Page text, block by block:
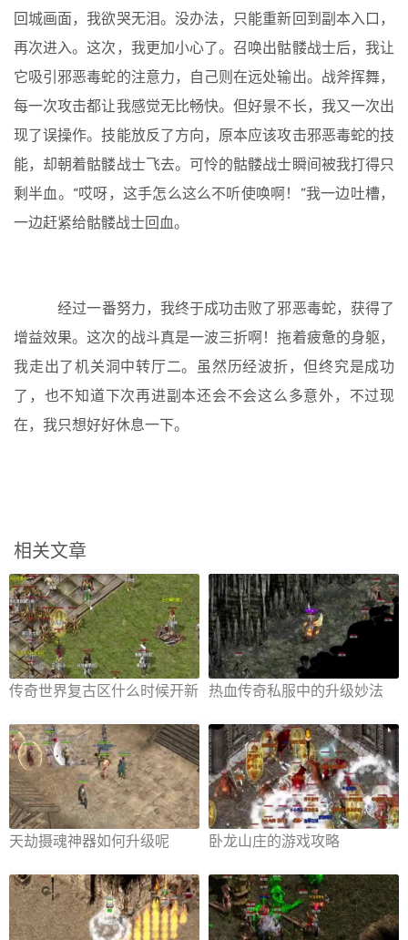
回城画面，我欲哭无泪。没办法，只能重新回到副本入口，
再次进入。这次，我更加小心了。召唤出骷髅战士后，我让
它吸引邪恶毒蛇的注意力，自己则在远处输出。战斧挥舞，
每一次攻击都让我感觉无比畅快。但好景不长，我又一次出
现了误操作。技能放反了方向，原本应该攻击邪恶毒蛇的技
能，却朝着骷髅战士飞去。可怜的骷髅战士瞬间被我打得只
剩半血。“哎呀，这手怎么这么不听使唤啊！”我一边吐槽，
一边赶紧给骷髅战士回血。
经过一番努力，我终于成功击败了邪恶毒蛇，获得了
增益效果。这次的战斗真是一波三折啊！拖着疲惫的身躯，
我走出了机关洞中转厅二。虽然历经波折，但终究是成功
了，也不知道下次再进副本还会不会这么多意外，不过现
在，我只想好好休息一下。
相关文章
传奇世界复古区什么时候开新
划
热血传奇私服中的升级妙法
天劫摄魂神器如何升级呢 卧龙山庄的游戏攻略